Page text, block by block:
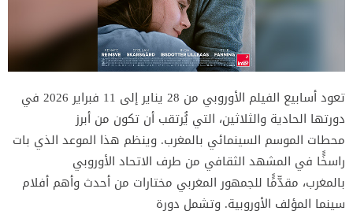
تعود أسابيع الفيلم الأوروبي من 28 يناير إلى 11 فبراير 2026 في
دورتها الحادية والثلاثين، التي يُُرتقب أن تكون من أبرز
محطات الموسم السينمائي بالمغرب. وينظم هذا الموعد الذي بات
راسخًًا في المشهد الثقافي من طرف الاتحاد الأوروبي
بالمغرب، مقدّّمًًا للجمهور المغربي مختارات من أحدث وأهم أفلام
سينما المؤلف الأوروبية. وتشمل دورة